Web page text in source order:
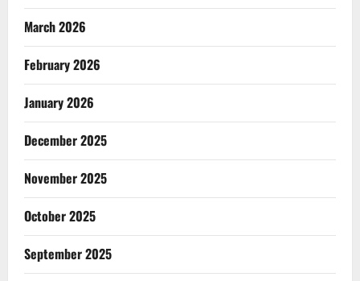
March 2026
February 2026
January 2026
December 2025
November 2025
October 2025
September 2025